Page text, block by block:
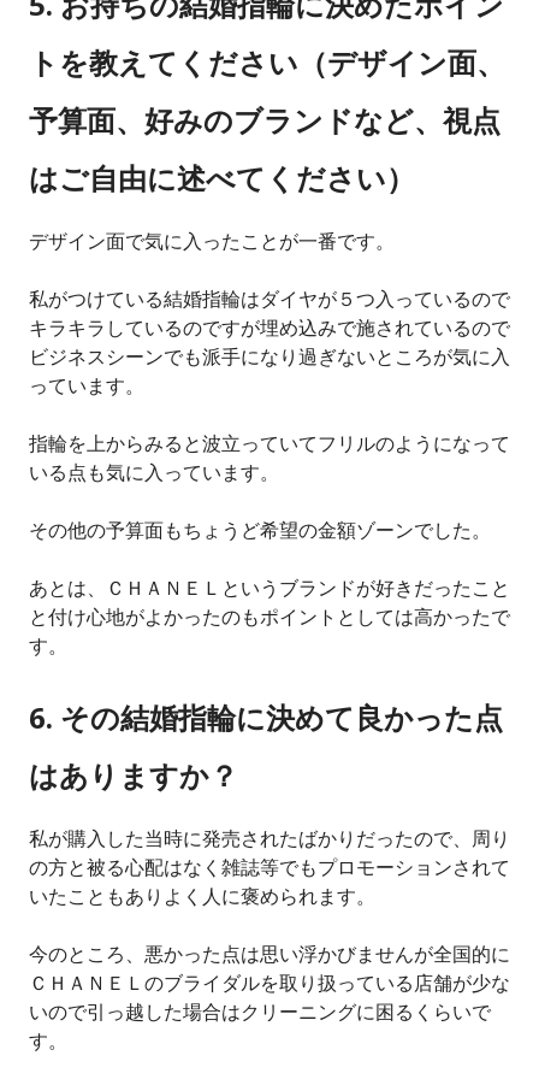
トを教えてください（デザイン面、
予算面、好みのブランドなど、視点
はご自由に述べてください）
デザイン面で気に入ったことが一番です。
私がつけている結婚指輪はダイヤが５つ入っているので
キラキラしているのですが埋め込みで施されているので
ビジネスシーンでも派手になり過ぎないところが気に入
っています。
指輪を上からみると波立っていてフリルのようになって
いる点も気に入っています。
その他の予算面もちょうど希望の金額ゾーンでした。
あとは、ＣＨＡＮＥＬというブランドが好きだったこと
と付け心地がよかったのもポイントとしては高かったで
す。
6. その結婚指輪に決めて良かった点
はありますか？
私が購入した当時に発売されたばかりだったので、周り
の方と被る心配はなく雑誌等でもプロモーションされて
いたこともありよく人に褒められます。
今のところ、悪かった点は思い浮かびませんが全国的に
ＣＨＡＮＥＬのブライダルを取り扱っている店舗が少な
いので引っ越した場合はクリーニングに困るくらいで
す。